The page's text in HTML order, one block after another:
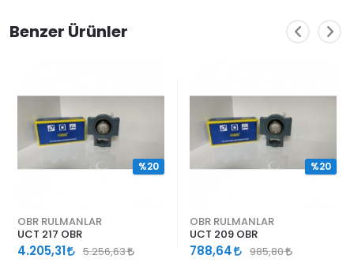
Benzer Ürünler
OBR RULMANLAR
UCT 217 OBR
4.205,31 5.256,63
%20
OBR RULMANLAR
UCT 209 OBR
788,64 985,80
%20